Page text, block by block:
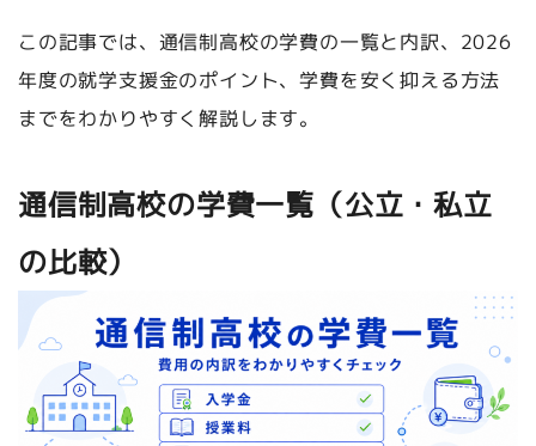
この記事では、通信制高校の学費の一覧と内訳、2026
年度の就学支援金のポイント、学費を安く抑える方法
までをわかりやすく解説します。
通信制高校の学費一覧（公立・私立
の比較）